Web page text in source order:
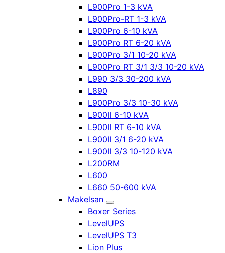
L900Pro 1-3 kVA
L900Pro-RT 1-3 kVA
L900Pro 6-10 kVA
L900Pro RT 6-20 kVA
L900Pro 3/1 10-20 kVA
L900Pro RT 3/1 3/3 10-20 kVA
L990 3/3 30-200 kVA
L890
L900Pro 3/3 10-30 kVA
L900II 6-10 kVA
L900II RT 6-10 kVA
L900II 3/1 6-20 kVA
L900II 3/3 10-120 kVA
L200RM
L600
L660 50-600 kVA
Makelsan
Boxer Series
LevelUPS
LevelUPS T3
Lion Plus